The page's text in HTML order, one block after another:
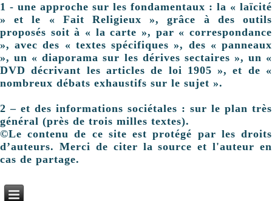
1 - une approche sur les fondamentaux : la « laïcité
» et le « Fait Religieux », grâce à des outils
proposés soit à « la carte », par « correspondance
», avec des « textes spécifiques », des « panneaux
», un « diaporama sur les dérives sectaires », un «
DVD décrivant les articles de loi 1905 », et de «
nombreux débats exhaustifs sur le sujet ».
2 – et des informations sociétales : sur le plan très
général (près de trois milles textes).
©Le contenu de ce site est protégé par les droits
d’auteurs. Merci de citer la source et l'auteur en
cas de partage.